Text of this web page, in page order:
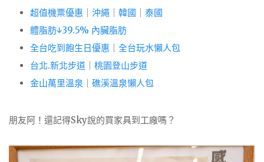
超值機票優惠 沖繩 韓國
泰國
體脂肪↓39.5% 內臟脂肪
全台吃到飽生日優惠
全台玩水懶人包
台北.新北步道
桃園登山步道
金山萬里溫泉
礁溪溫泉懶人包
朋友阿！還記得Sky說的買家具到工廠嗎？